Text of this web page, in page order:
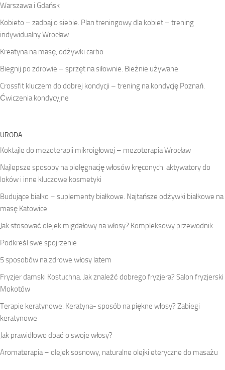
Warszawa i Gdańsk
Kobieto – zadbaj o siebie. Plan treningowy dla kobiet – trening
indywidualny Wrocław
Kreatyna na masę, odżywki carbo
Biegnij po zdrowie – sprzęt na siłownie. Bieżnie używane
Crossfit kluczem do dobrej kondycji – trening na kondycję Poznań.
Ćwiczenia kondycyjne
URODA
Koktajle do mezoterapii mikroigłowej – mezoterapia Wrocław
Najlepsze sposoby na pielęgnację włosów kręconych: aktywatory do
loków i inne kluczowe kosmetyki
Budujące białko – suplementy białkowe. Najtańsze odżywki białkowe na
masę Katowice
Jak stosować olejek migdałowy na włosy? Kompleksowy przewodnik
Podkreśl swe spojrzenie
5 sposobów na zdrowe włosy latem
Fryzjer damski Kostuchna. Jak znaleźć dobrego fryzjera? Salon fryzjerski
Mokotów
Terapie keratynowe. Keratyna- sposób na piękne włosy? Zabiegi
keratynowe
Jak prawidłowo dbać o swoje włosy?
Aromaterapia – olejek sosnowy, naturalne olejki eteryczne do masażu